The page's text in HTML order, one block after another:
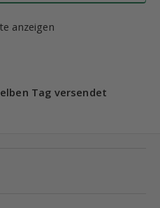
anzeigen
Tag versendet